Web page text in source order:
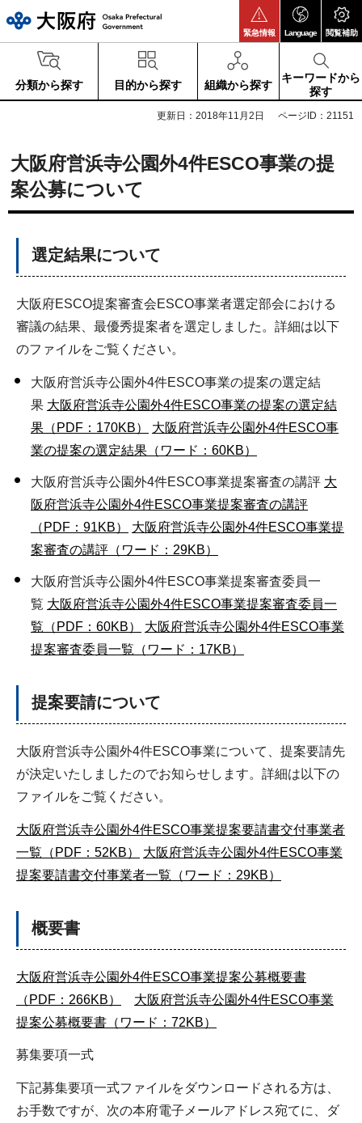
緊急情報 Language 閲覧補助
分類から探す 目的から探す 組織から探す
キーワードから
探す
更新日：2018年11月2日 ページID：21151
大阪府営浜寺公園外4件ESCO事業の提
案公募について
選定結果について
大阪府ESCO提案審査会ESCO事業者選定部会における
審議の結果、最優秀提案者を選定しました。詳細は以下
のファイルをご覧ください。
大阪府営浜寺公園外4件ESCO事業の提案の選定結
果 大阪府営浜寺公園外4件ESCO事業の提案の選定結
果（PDF：170KB）
大阪府営浜寺公園外4件ESCO事
業の提案の選定結果（ワード：60KB）
大阪府営浜寺公園外4件ESCO事業提案審査の講評 大
阪府営浜寺公園外4件ESCO事業提案審査の講評
（PDF：91KB）
大阪府営浜寺公園外4件ESCO事業提
案審査の講評（ワード：29KB）
大阪府営浜寺公園外4件ESCO事業提案審査委員一
覧 大阪府営浜寺公園外4件ESCO事業提案審査委員一
覧（PDF：60KB）
大阪府営浜寺公園外4件ESCO事業
提案審査委員一覧（ワード：17KB）
提案要請について
大阪府営浜寺公園外4件ESCO事業について、提案要請先
が決定いたしましたのでお知らせします。詳細は以下の
ファイルをご覧ください。
大阪府営浜寺公園外4件ESCO事業提案要請書交付事業者
一覧（PDF：52KB）
大阪府営浜寺公園外4件ESCO事業
提案要請書交付事業者一覧（ワード：29KB）
概要書
大阪府営浜寺公園外4件ESCO事業提案公募概要書
（PDF：266KB）
大阪府営浜寺公園外4件ESCO事業
提案公募概要書（ワード：72KB）
募集要項一式
下記募集要項一式ファイルをダウンロードされる方は、
お手数ですが、次の本府電子メールアドレス宛てに、ダ